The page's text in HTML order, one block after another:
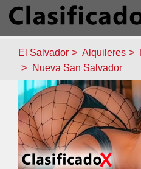
El Salvador Alquileres
Nueva San Salvador